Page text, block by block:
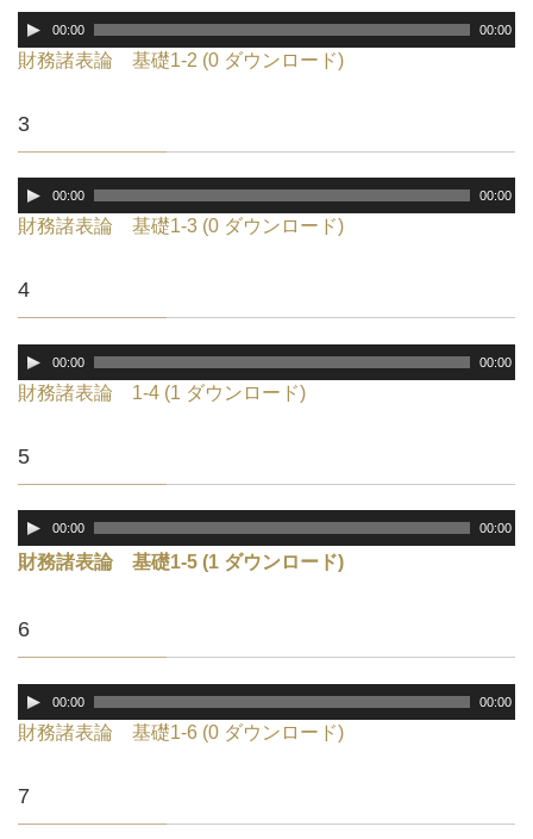
ー
音
声
ー
ヤ
ー
00:00 00:00
財務諸表論 基礎1-2 (0 ダウンロード)
3
音
声
ー
ヤ
ー
00:00 00:00
財務諸表論 基礎1-3 (0 ダウンロード)
4
音
声
ー
ヤ
ー
00:00 00:00
財務諸表論 1-4 (1 ダウンロード)
5
音
声
プ
ー
ヤ
ー
00:00 00:00
財務諸表論 基礎1-5 (1 ダウンロード)
6
音
声
ー
ヤ
00:00 00:00
財務諸表論 基礎1-6 (0 ダウンロード)
7